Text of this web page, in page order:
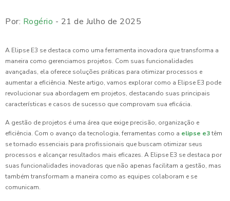
Por: Rogério - 21 de Julho de 2025
A Elipse E3 se destaca como uma ferramenta inovadora que transforma a
maneira como gerenciamos projetos. Com suas funcionalidades
avançadas, ela oferece soluções práticas para otimizar processos e
aumentar a eficiência. Neste artigo, vamos explorar como a Elipse E3 pode
revolucionar sua abordagem em projetos, destacando suas principais
características e casos de sucesso que comprovam sua eficácia.
A gestão de projetos é uma área que exige precisão, organização e
eficiência. Com o avanço da tecnologia, ferramentas como a elipse e3têm
se tornado essenciais para profissionais que buscam otimizar seus
processos e alcançar resultados mais eficazes. A Elipse E3 se destaca por
suas funcionalidades inovadoras que não apenas facilitam a gestão, mas
também transformam a maneira como as equipes colaboram e se
comunicam.